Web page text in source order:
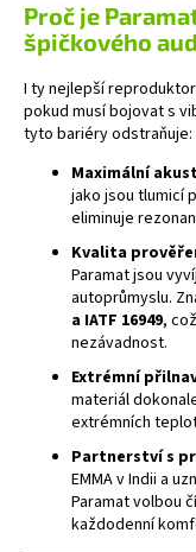
Proč je
špičkového
I ty nejlepší
pokud musí bojovat s
tyto bariéry odstraňuje:
Maximální
jako jsou tlumicí
eliminuje
Kvalita
Paramat jsou
autoprůmyslu.
a IATF 16949,
nezávadnost.
Extrémní
materiál
extrémních
Partnerství s
EMMA v Indii a
Paramat volbou
každodenní
e
n
a
j
í